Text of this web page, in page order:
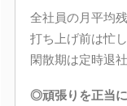
全社員の月平均
打ち上げ前は忙
閑散期は定時退
◎頑張りを正当